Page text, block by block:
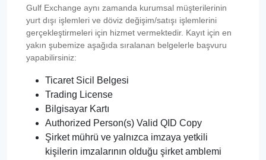
Gulf Exchange aynı zamanda kurumsal müşterilerinin
yurt dışı işlemleri ve döviz değişim/satışı işlemlerini
gerçekleştirmeleri için hizmet vermektedir. Kayıt için en
yakın şubemize aşağıda sıralanan belgelerle başvuru
yapabilirsiniz:
Ticaret Sicil Belgesi
Trading License
Bilgisayar Kartı
Authorized Person(s) Valid QID Copy
Şirket mührü ve yalnızca imzaya yetkili
kişilerin imzalarının olduğu şirket amblemi